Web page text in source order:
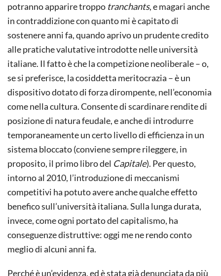
potranno apparire troppo tranchants, e magari anche
in contraddizione con quanto mi è capitato di
sostenere anni fa, quando aprivo un prudente credito
alle pratiche valutative introdotte nelle università
italiane. Il fatto è che la competizione neoliberale – o,
se si preferisce, la cosiddetta meritocrazia – è un
dispositivo dotato di forza dirompente, nell’economia
come nella cultura. Consente di scardinare rendite di
posizione di natura feudale, e anche di introdurre
temporaneamente un certo livello di efficienza in un
sistema bloccato (conviene sempre rileggere, in
proposito, il primo libro del Capitale). Per questo,
intorno al 2010, l’introduzione di meccanismi
competitivi ha potuto avere anche qualche effetto
benefico sull’università italiana. Sulla lunga durata,
invece, come ogni portato del capitalismo, ha
conseguenze distruttive: oggi me ne rendo conto
meglio di alcuni anni fa.
Perché è un’evidenza, ed è stata già denunciata da più